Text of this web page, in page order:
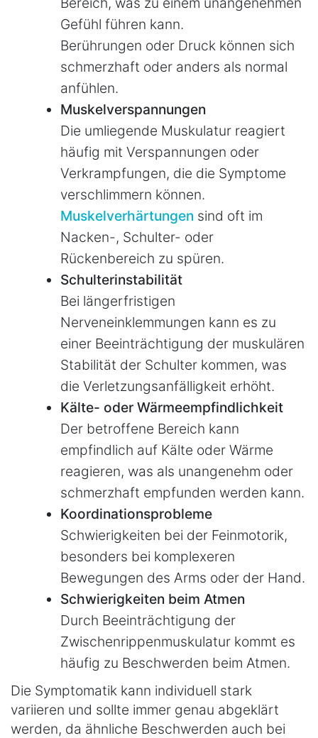
Gefühl führen kann.
Berührungen oder Druck können sich
schmerzhaft oder anders als normal
anfühlen.
Muskelverspannungen
Die umliegende Muskulatur reagiert
häufig mit Verspannungen oder
Verkrampfungen, die die Symptome
verschlimmern können.
Muskelverhärtungen sind oft im
Nacken-, Schulter- oder
Rückenbereich zu spüren.
Schulterinstabilität
Bei längerfristigen
Nerveneinklemmungen kann es zu
einer Beeinträchtigung der muskulären
Stabilität der Schulter kommen, was
die Verletzungsanfälligkeit erhöht.
Kälte- oder Wärmeempfindlichkeit
Der betroffene Bereich kann
empfindlich auf Kälte oder Wärme
reagieren, was als unangenehm oder
schmerzhaft empfunden werden kann.
Koordinationsprobleme
Schwierigkeiten bei der Feinmotorik,
besonders bei komplexeren
Bewegungen des Arms oder der Hand.
Schwierigkeiten beim Atmen
Durch Beeinträchtigung der
Zwischenrippenmuskulatur kommt es
häufig zu Beschwerden beim Atmen.
Die Symptomatik kann individuell stark
variieren und sollte immer genau abgeklärt
werden, da ähnliche Beschwerden auch bei